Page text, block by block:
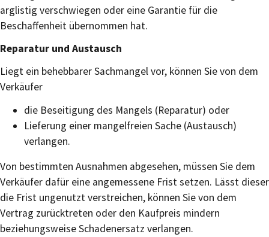
arglistig verschwiegen oder eine Garantie für die
Beschaffenheit übernommen hat.
Reparatur und Austausch
Liegt ein behebbarer Sachmangel vor, können Sie von dem
Verkäufer
die Beseitigung des Mangels (Reparatur) oder
Lieferung einer mangelfreien Sache (Austausch)
verlangen.
Von bestimmten Ausnahmen abgesehen, müssen Sie dem
Verkäufer dafür eine angemessene Frist setzen. Lässt dieser
die Frist ungenutzt verstreichen, können Sie von dem
Vertrag zurücktreten oder den Kaufpreis mindern
beziehungsweise Schadenersatz verlangen.